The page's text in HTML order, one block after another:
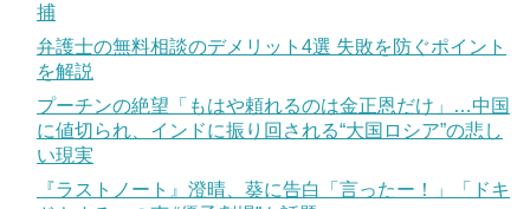
捕
弁護士の無料相談のデメリット4選 失敗を防ぐポイント
を解説
プーチンの絶望「もはや頼れるのは金正恩だけ」…中国
に値切られ、インドに振り回される“大国ロシア”の悲し
い現実
『ラストノート』澄晴、葵に告白「言ったー！」「ドキ